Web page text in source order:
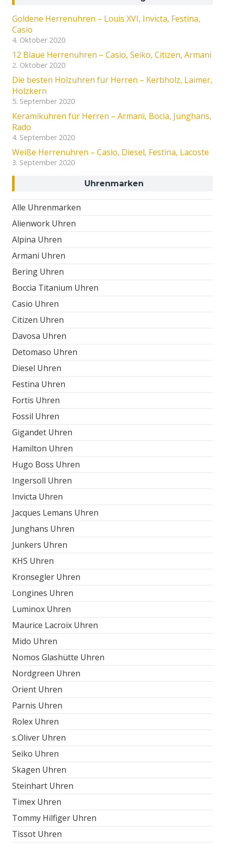
Goldene Herrenuhren – Louis XVI, Invicta, Festina,
Casio
4. Oktober 2020
12 Blaue Herrenuhren – Casio, Seiko, Citizen, Armani
2. Oktober 2020
Die besten Holzuhren für Herren – Kerbholz, Laimer,
Holzkern
5. September 2020
Keramikuhren für Herren – Armani, Bocia, Junghans,
Rado
4. September 2020
Weiße Herrenuhren – Casio, Diesel, Festina, Lacoste
3. September 2020
Uhrenmarken
Alle Uhrenmarken
Alienwork Uhren
Alpina Uhren
Armani Uhren
Bering Uhren
Boccia Titanium Uhren
Casio Uhren
Citizen Uhren
Davosa Uhren
Detomaso Uhren
Diesel Uhren
Festina Uhren
Fortis Uhren
Fossil Uhren
Gigandet Uhren
Hamilton Uhren
Hugo Boss Uhren
Ingersoll Uhren
Invicta Uhren
Jacques Lemans Uhren
Junghans Uhren
Junkers Uhren
KHS Uhren
Kronsegler Uhren
Longines Uhren
Luminox Uhren
Maurice Lacroix Uhren
Mido Uhren
Nomos Glashütte Uhren
Nordgreen Uhren
Orient Uhren
Parnis Uhren
Rolex Uhren
s.Oliver Uhren
Seiko Uhren
Skagen Uhren
Steinhart Uhren
Timex Uhren
Tommy Hilfiger Uhren
Tissot Uhren